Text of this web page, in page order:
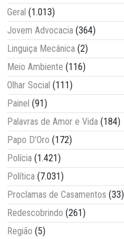
Geral (1.013)
Jovem Advocacia (364)
Linguiça Mecânica (2)
Meio Ambiente (116)
Olhar Social (111)
Painel (91)
Palavras de Amor e Vida (184)
Papo D'Oro (172)
Polícia (1.421)
Política (7.031)
Proclamas de Casamentos (33)
Redescobrindo (261)
Região (5)